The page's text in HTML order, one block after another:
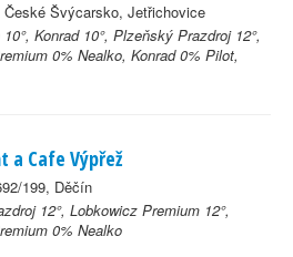
České Švýcarsko, Jetřichovice
Konrad 10°, Plzeňský Prazdroj 12°,
0% Nealko, Konrad 0% Pilot,
a Cafe Výpřež
199, Děčín
12°, Lobkowicz Premium 12°,
0% Nealko